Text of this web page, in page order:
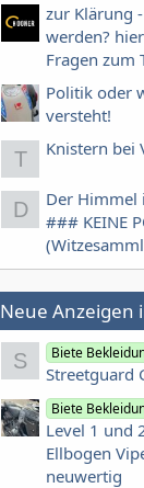
zur Klärung
werden?
Fragen zum
Politik oder
versteht!
T Knistern bei
D
Der Himmel
### KEINE
Neue Anzeigen
S Biete
Streetguard
Biete
Level 1 und
Ellbogen
neuwertig